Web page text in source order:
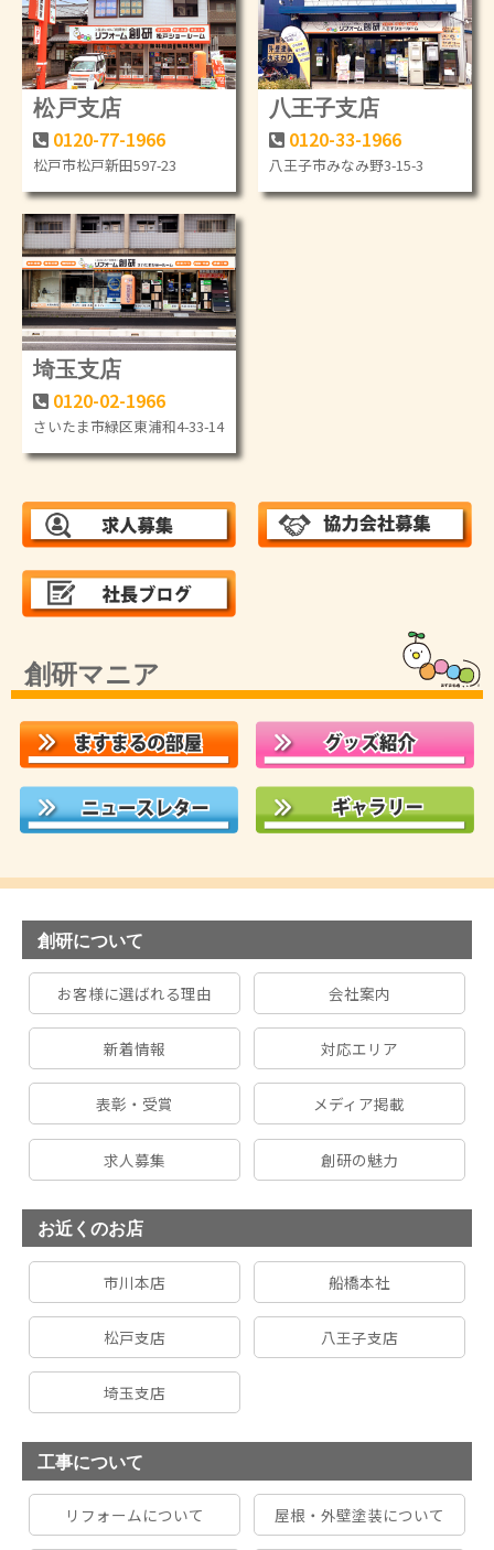
松戸支店
0120-77-1966
松戸市松戸新田597-23
八王子支店
0120-33-1966
八王子市みなみ野3-15-3
埼玉支店
0120-02-1966
さいたま市緑区東浦和4-33-14
創研マニア
創研について
お客様に選ばれる理由 会社案内
新着情報 対応エリア
表彰・受賞 メディア掲載
求人募集 創研の魅力
お近くのお店
市川本店 船橋本社
松戸支店 八王子支店
埼玉支店
工事について
リフォームについて 屋根・外壁塗装について